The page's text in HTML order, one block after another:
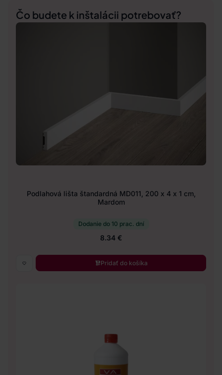
Čo budete k inštalácii potrebovať?
Podlahová lišta štandardná MD011, 200 x 4 x 1 cm,
Mardom
Dodanie do 10 prac. dní
8.34 €
Pridať do košíka